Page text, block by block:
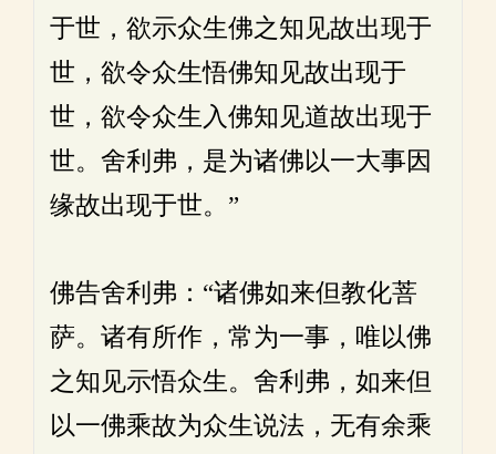
于世，欲示众生佛之知见故出现于
世，欲令众生悟佛知见故出现于
世，欲令众生入佛知见道故出现于
世。舍利弗，是为诸佛以一大事因
缘故出现于世。”
佛告舍利弗：“诸佛如来但教化菩
萨。诸有所作，常为一事，唯以佛
之知见示悟众生。舍利弗，如来但
以一佛乘故为众生说法，无有余乘